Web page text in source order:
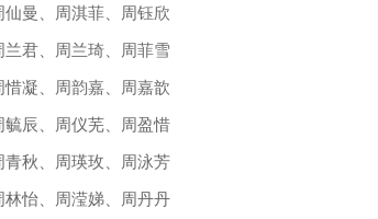
曼、周淇菲、周钰欣
君、周兰琦、周菲雪
凝、周韵嘉、周嘉歆
辰、周仪芜、周盈惜
秋、周瑛玫、周泳芳
怡、周滢娣、周丹丹